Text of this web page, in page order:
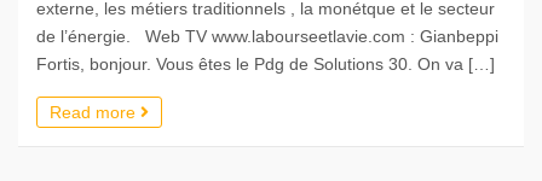
externe, les métiers traditionnels , la monétque et le secteur
de l’énergie. Web TV www.labourseetlavie.com : Gianbeppi
Fortis, bonjour. Vous êtes le Pdg de Solutions 30. On va […]
Read more